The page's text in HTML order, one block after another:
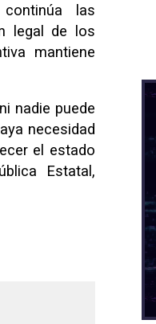
las
legal de los
mantiene
nadie puede
necesidad
el estado
Estatal,